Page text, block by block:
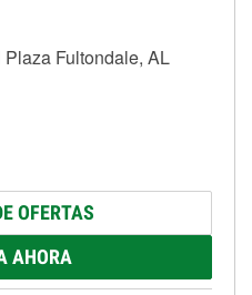
Fultondale, AL
OFERTAS
AHORA